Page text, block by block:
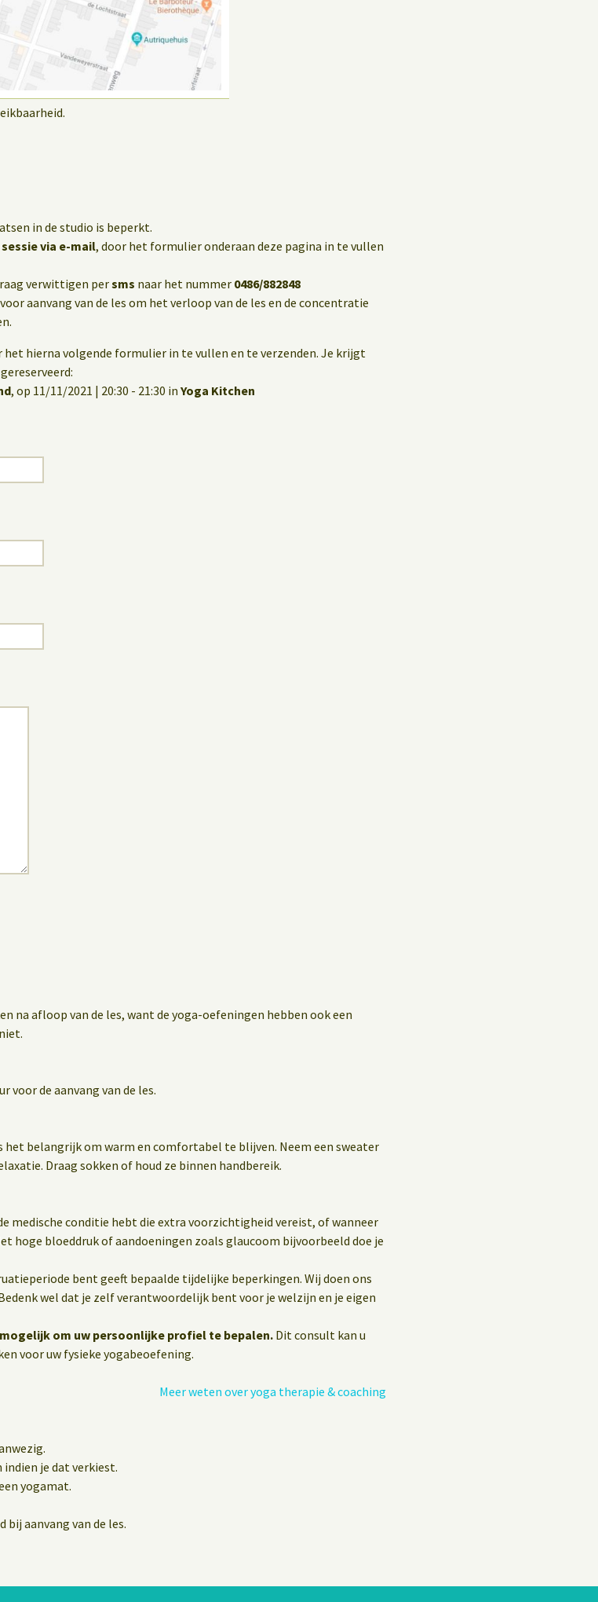
in de studio is beperkt.
via e-mail, door het formulier onderaan deze pagina in te vullen
verwittigen persms naar het nummer 0486/882848
aanvang van de les om het verloop van de les en de concentratie
het hierna volgende formulier in te vullen en te verzenden. Je krijgt
, op 11/11/2021 | 20:30 - 21:30 in Yoga Kitchen
na afloop van de les, want de yoga-oefeningen hebben ook een
voor de aanvang van de les.
het belangrijk om warm en comfortabel te blijven. Neem een sweater
Draag sokken of houd ze binnen handbereik.
medische conditie hebt die extra voorzichtigheid vereist, of wanneer
hoge bloeddruk of aandoeningen zoals glaucoom bijvoorbeeld doe je
bent geeft bepaalde tijdelijke beperkingen. Wij doen ons
wel dat je zelf verantwoordelijk bent voor je welzijn en je eigen
om uw persoonlijke profiel te bepalen. Dit consult kan u
voor uw fysieke yogabeoefening.
Meer weten over yoga therapie & coaching
je dat verkiest.
yogamat.
aanvang van de les.